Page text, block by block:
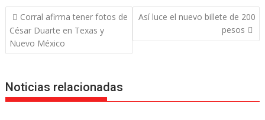
Navegación
de
entradas
Corral afirma tener fotos de
César Duarte en Texas y
Nuevo México
Así luce el nuevo billete de 200
pesos
Noticias relacionadas